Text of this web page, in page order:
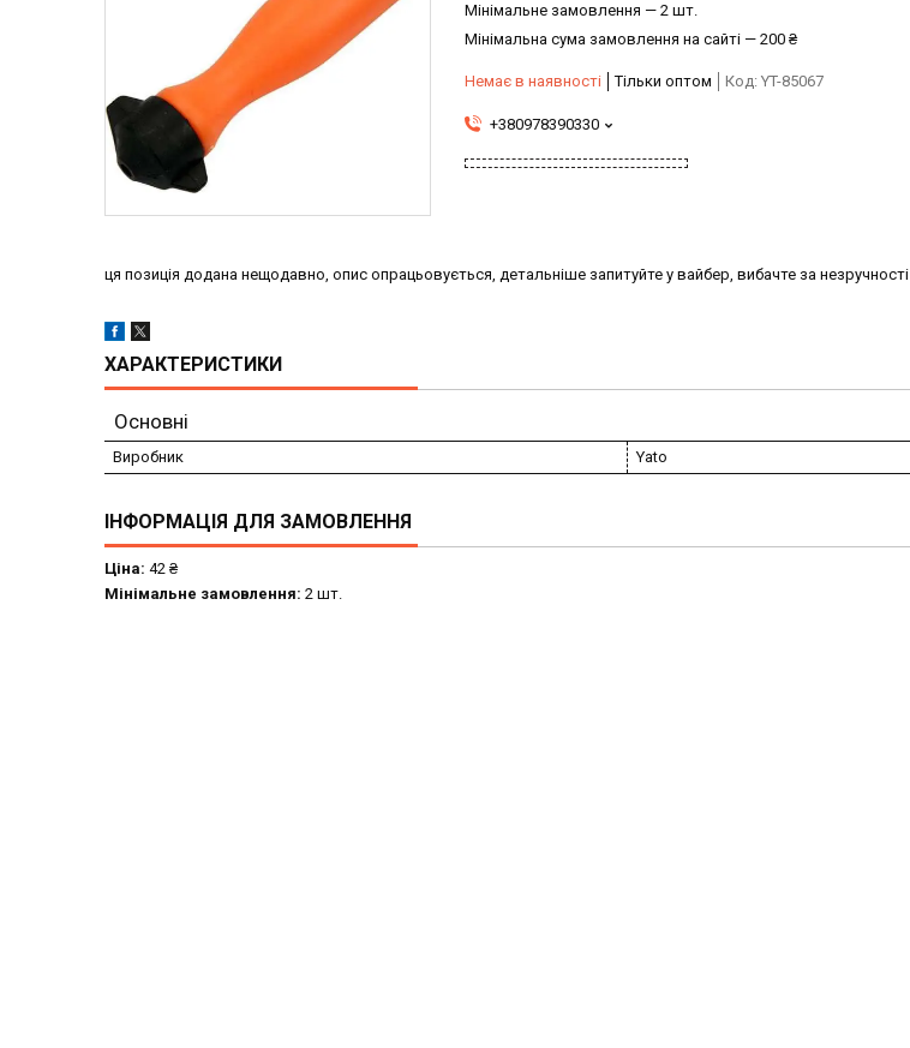
Мінімальне замовлення — 2 шт.
Мінімальна сума замовлення на сайті — 200 ₴
Немає в наявності Тільки оптом Код: YT-85067
+380978390330
ця позиція додана нещодавно, опис опрацьовується, детальніше запитуйте у вайбер, вибачте за незручності
ХАРАКТЕРИСТИКИ
Основні
Виробник Yato
ІНФОРМАЦІЯ ДЛЯ ЗАМОВЛЕННЯ
Ціна: 42 ₴
Мінімальне замовлення: 2 шт.